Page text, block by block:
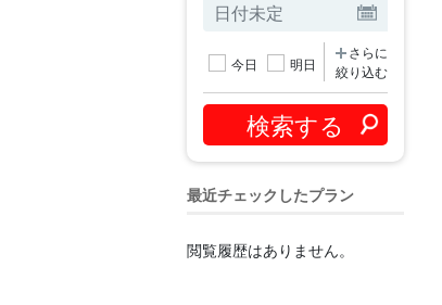
今日 明日
さらに
絞り込む
最近チェックしたプラン
閲覧履歴はありません。